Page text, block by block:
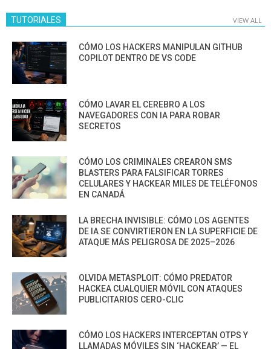
TUTORIALES VIEW ALL
CÓMO LOS HACKERS MANIPULAN GITHUB
COPILOT DENTRO DE VS CODE
CÓMO LAVAR EL CEREBRO A LOS
NAVEGADORES CON IA PARA ROBAR
SECRETOS
CÓMO LOS CRIMINALES CREARON SMS
BLASTERS PARA FALSIFICAR TORRES
CELULARES Y HACKEAR MILES DE TELÉFONOS
EN CANADÁ
LA BRECHA INVISIBLE: CÓMO LOS AGENTES
DE IA SE CONVIRTIERON EN LA SUPERFICIE DE
ATAQUE MÁS PELIGROSA DE 2025–2026
OLVIDA METASPLOIT: CÓMO PREDATOR
HACKEA CUALQUIER MÓVIL CON ATAQUES
PUBLICITARIOS CERO-CLIC
CÓMO LOS HACKERS INTERCEPTAN OTPS Y
LLAMADAS MÓVILES SIN ‘HACKEAR’ — EL